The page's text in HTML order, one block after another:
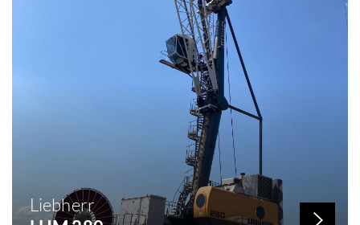
Liebherr